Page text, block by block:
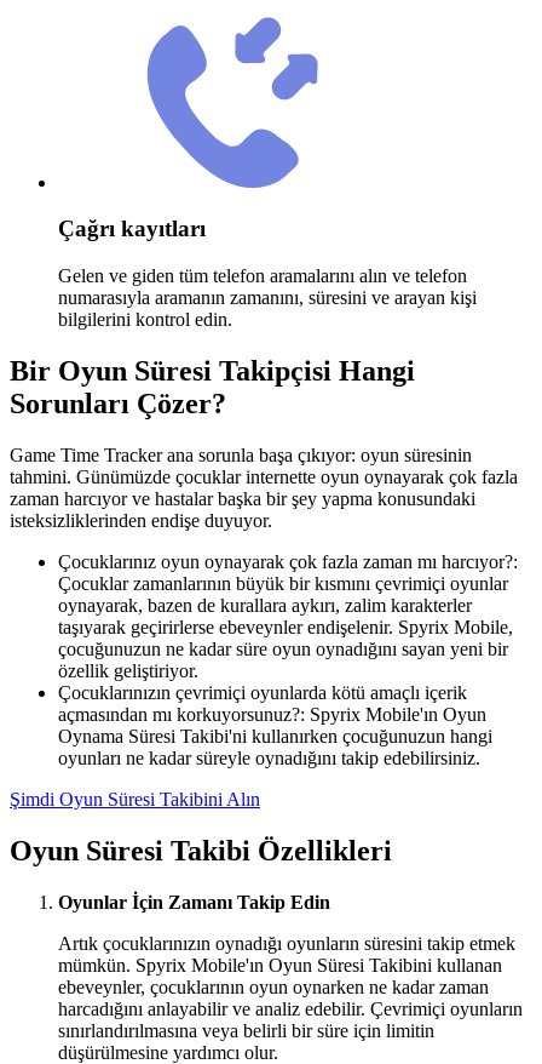
Çağrı kayıtları
Gelen ve giden tüm telefon aramalarını alın ve telefon
numarasıyla aramanın zamanını, süresini ve arayan kişi
bilgilerini kontrol edin.
Bir Oyun Süresi Takipçisi Hangi
Sorunları Çözer?
Game Time Tracker ana sorunla başa çıkıyor: oyun süresinin
tahmini. Günümüzde çocuklar internette oyun oynayarak çok fazla
zaman harcıyor ve hastalar başka bir şey yapma konusundaki
isteksizliklerinden endişe duyuyor.
Çocuklarınız oyun oynayarak çok fazla zaman mı harcıyor?:
Çocuklar zamanlarının büyük bir kısmını çevrimiçi oyunlar
oynayarak, bazen de kurallara aykırı, zalim karakterler
taşıyarak geçirirlerse ebeveynler endişelenir. Spyrix Mobile,
çocuğunuzun ne kadar süre oyun oynadığını sayan yeni bir
özellik geliştiriyor.
Çocuklarınızın çevrimiçi oyunlarda kötü amaçlı içerik
açmasından mı korkuyorsunuz?: Spyrix Mobile'ın Oyun
Oynama Süresi Takibi'ni kullanırken çocuğunuzun hangi
oyunları ne kadar süreyle oynadığını takip edebilirsiniz.
Şimdi Oyun Süresi Takibini Alın
Oyun Süresi Takibi Özellikleri
Oyunlar İçin Zamanı Takip Edin
Artık çocuklarınızın oynadığı oyunların süresini takip etmek
mümkün. Spyrix Mobile'ın Oyun Süresi Takibini kullanan
ebeveynler, çocuklarının oyun oynarken ne kadar zaman
harcadığını anlayabilir ve analiz edebilir. Çevrimiçi oyunların
sınırlandırılmasına veya belirli bir süre için limitin
düşürülmesine yardımcı olur.